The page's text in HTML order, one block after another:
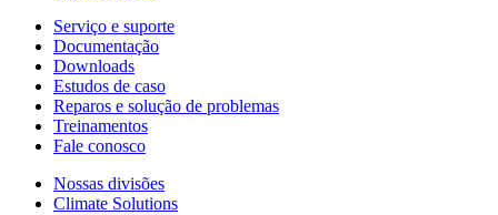
Serviço e suporte
Documentação
Downloads
Estudos de caso
Reparos e solução de problemas
Treinamentos
Fale conosco
Nossas divisões
Climate Solutions